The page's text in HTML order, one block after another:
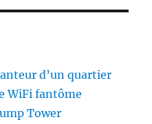
d’un quartier
WiFi fantôme
Tower